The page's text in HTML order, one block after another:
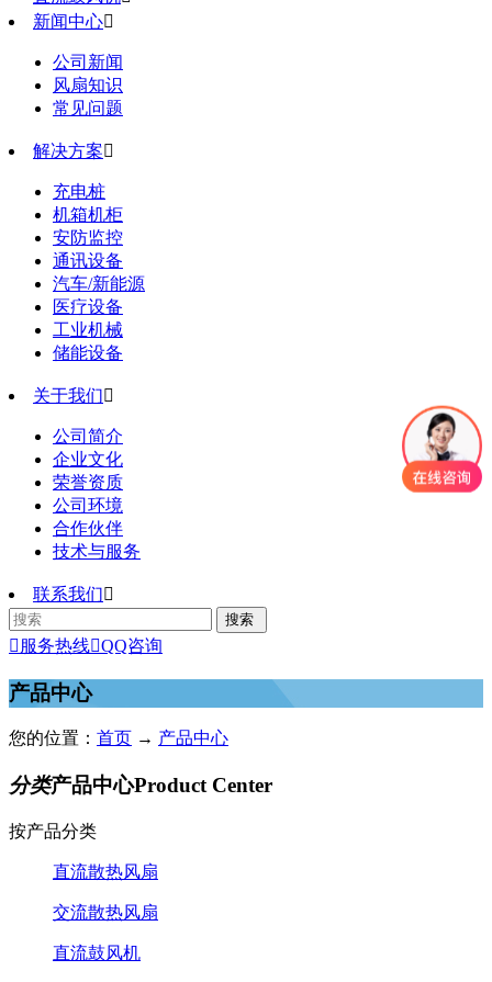
新闻中心
公司新闻
风扇知识
常见问题
解决方案
充电桩
机箱机柜
安防监控
通讯设备
汽车/新能源
医疗设备
工业机械
储能设备
关于我们
公司简介
企业文化
荣誉资质
公司环境
合作伙伴
技术与服务
联系我们
 服务热线QQ咨询
产品中心
您的位置： 首页 → 产品中心
分类产品中心Product Center
按产品分类
直流散热风扇
交流散热风扇
直流鼓风机